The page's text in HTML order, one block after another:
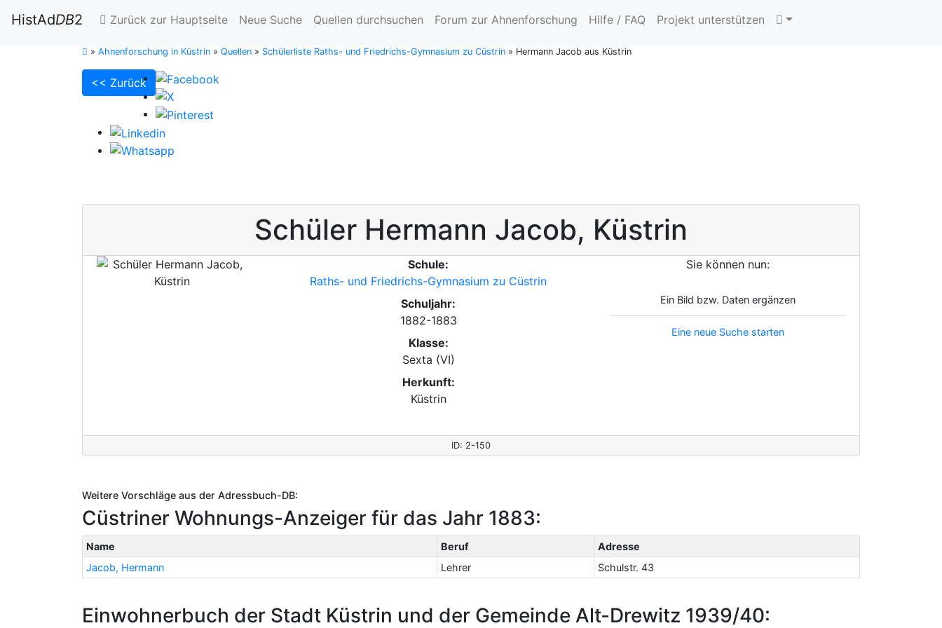
HistAdDB2 Zurück zur Hauptseite Neue Suche Quellen durchsuchen Forum zur Ahnenforschung Hilfe / FAQ Projekt unterstützen
» Ahnenforschung in Küstrin » Quellen » Schülerliste Raths- und Friedrichs-Gymnasium zu Cüstrin » Hermann Jacob aus Küstrin
<< Zurück
Schüler Hermann Jacob, Küstrin
Schule:
Raths- und Friedrichs-Gymnasium zu Cüstrin
Schuljahr:
1882-1883
Klasse:
Sexta (VI)
Herkunft:
Küstrin
Sie können nun:
Ein Bild bzw. Daten ergänzen
Eine neue Suche starten
ID: 2-150
Weitere Vorschläge aus der Adressbuch-DB:
Cüstriner Wohnungs-Anzeiger für das Jahr 1883:
Name Beruf
Adresse
Jacob, Hermann
Lehrer Schulstr. 43
Einwohnerbuch der Stadt Küstrin und der Gemeinde Alt-Drewitz 1939/40: